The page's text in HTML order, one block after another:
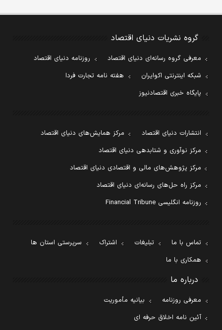
گروه نشریات دنیای اقتصاد
معرفی گروه رسانه‌ای دنیای اقتصاد
روزنامه دنیای اقتصاد
شبکه اینترنتی اکوایران
هفته نامه تجارت فردا
پایگاه خبری اقتصادنیوز
انتشارات دنیای اقتصاد
مرکز همایش‌های دنیای اقتصاد
مرکز نوآوری و شتابدهی دنیای اقتصاد
مرکز پژوهش‌های مالی و اقتصادی دنیای اقتصاد
مرکز راه حل‌های رسانه‌ای دنیای اقتصاد
روزنامه انگلیسی Financial Tribune
تماس با ما تبلیغات اشتراک
سرپرستی استان ها
همکاری با ما
درباره ما
معرفی روزنامه
بیانیه مأموریت
آئین نامه اخلاق حرفه ای